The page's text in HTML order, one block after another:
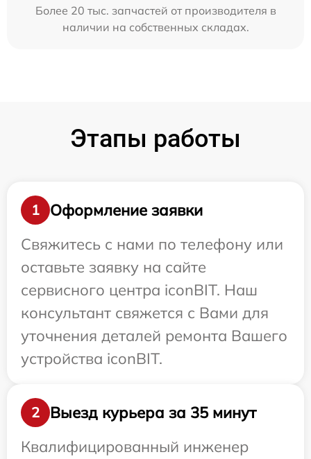
Более 20 тыс. запчастей от производителя в
наличии на собственных складах.
Этапы работы
1
Оформление заявки
Свяжитесь с нами по телефону или
оставьте заявку на сайте
сервисного центра iconBIT. Наш
консультант свяжется с Вами для
уточнения деталей ремонта Вашего
устройства iconBIT.
2
Выезд курьера за 35 минут
Квалифицированный инженер